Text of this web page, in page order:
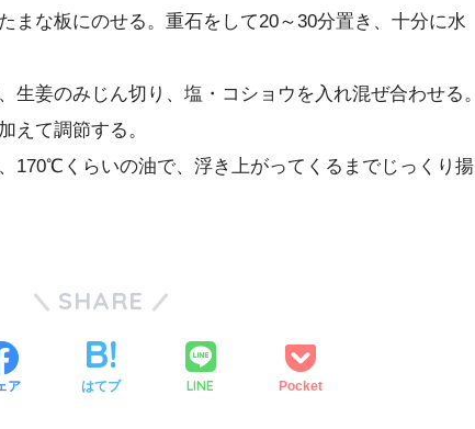
まな板にのせる。重石をして20～30分置き、十分に水
生姜のみじん切り、塩・コショウを入れ混ぜ合わせる。
えて調節する。
170℃くらいの油で、浮き上がってくるまでじっくり揚
SHARE
ア はてブ LINE Pocket